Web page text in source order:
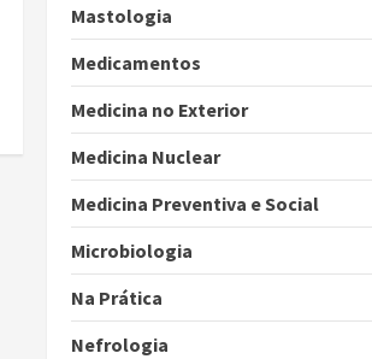
Mastologia
Medicamentos
Medicina no Exterior
Medicina Nuclear
Medicina Preventiva e Social
Microbiologia
Na Prática
Nefrologia